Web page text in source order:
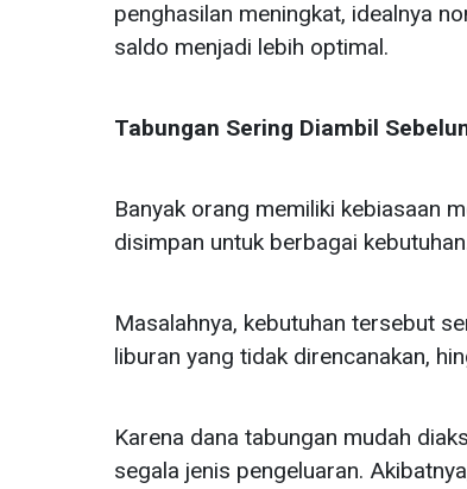
penghasilan meningkat, idealnya
saldo menjadi lebih optimal.
Tabungan Sering Diambil
Banyak orang memiliki kebiasaan
disimpan untuk berbagai
Masalahnya, kebutuhan tersebut
liburan yang tidak direncanakan,
Karena dana tabungan mudah
segala jenis pengeluaran.